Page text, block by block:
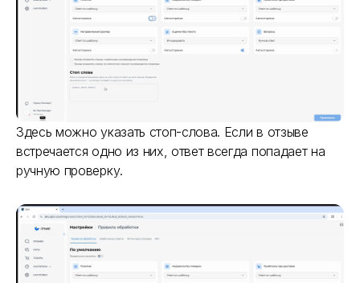
Здесь можно указать стоп-слова. Если в отзыве
встречается одно из них, ответ всегда попадает на
ручную проверку.